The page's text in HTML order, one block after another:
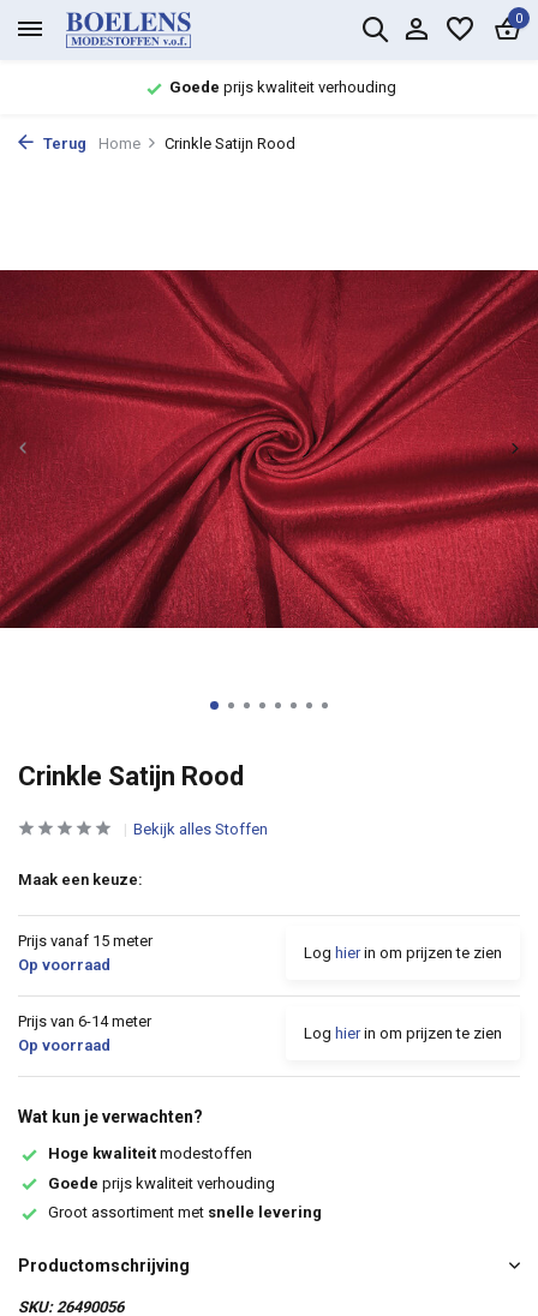
0
Goede prijs kwaliteit verhouding
Terug Home Crinkle Satijn Rood
Crinkle Satijn Rood
Bekijk alles Stoffen
Maak een keuze:
Prijs vanaf 15 meter
Op voorraad
Log hierin om prijzen te zien
Prijs van 6-14 meter
Op voorraad
Log hierin om prijzen te zien
Wat kun je verwachten?
Hoge kwaliteit modestoffen
Goede prijs kwaliteit verhouding
Groot assortiment met snelle levering
Productomschrijving
SKU: 26490056